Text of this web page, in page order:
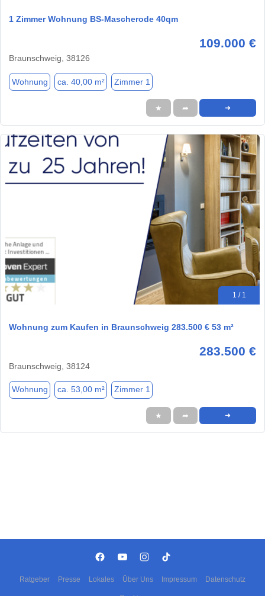
1 Zimmer Wohnung BS-Mascherode 40qm
109.000 €
Braunschweig, 38126
Wohnung ca. 40,00 m² Zimmer 1
★ ➦ ➜
1 / 1
Wohnung zum Kaufen in Braunschweig 283.500 € 53 m²
283.500 €
Braunschweig, 38124
Wohnung ca. 53,00 m² Zimmer 1
★ ➦ ➜
Ratgeber Presse Lokales Über Uns Impressum Datenschutz